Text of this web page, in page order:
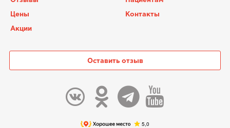
Цены Контакты
Акции
Оставить отзыв